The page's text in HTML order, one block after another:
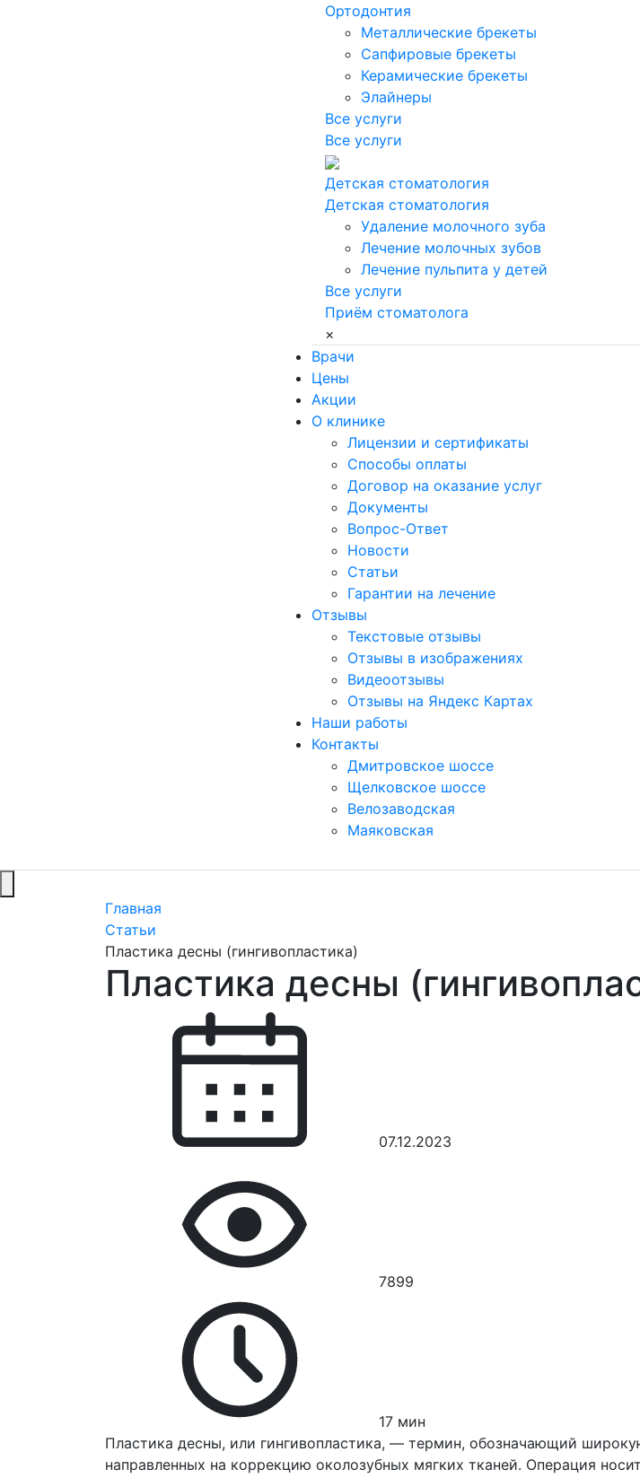
Ортодонтия
Металлические брекеты
Сапфировые брекеты
Керамические брекеты
Элайнеры
Все услуги
Все услуги
Детская стоматология
Детская стоматология
Удаление молочного зуба
Лечение молочных зубов
Лечение пульпита у детей
Все услуги
Приём стоматолога
×
Врачи
Цены
Акции
О клинике
Лицензии и сертификаты
Способы оплаты
Договор на оказание услуг
Документы
Вопрос-Ответ
Новости
Статьи
Гарантии на лечение
Отзывы
Текстовые отзывы
Отзывы в изображениях
Видеоотзывы
Отзывы на Яндекс Картах
Наши работы
Контакты
Дмитровское шоссе
Щелковское шоссе
Велозаводская
Маяковская
Главная
Статьи
Пластика десны (гингивопластика)
Пластика десны
07.12.2023
7899
17 мин
Пластика десны, или гингивопластика, — термин, обозначающий
направленных на коррекцию околозубных мягких тканей. Операция